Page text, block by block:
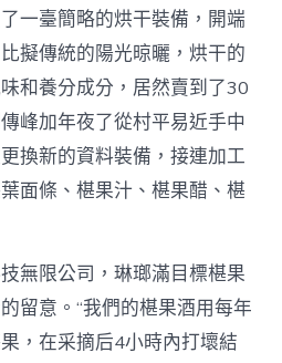
一臺簡略的烘干裝備，開端
擬傳統的陽光晾曬，烘干的
和養分成分，居然賣到了30
峰加年夜了從村平易近手中
換新的資料裝備，接連加工
面條、椹果汁、椹果醋、椹
無限公司，琳瑯滿目標椹果
留意。“我們的椹果酒用每年
，在采摘后4小時內打壞結